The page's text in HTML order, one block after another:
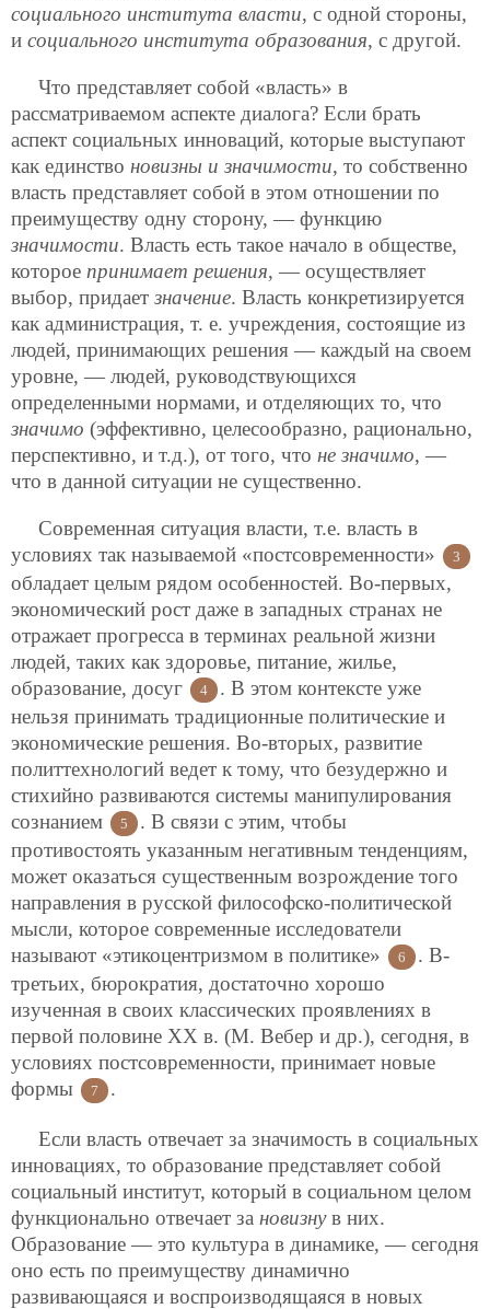
социального института власти, с одной стороны,
и социального института образования, с другой.
Что представляет собой «власть» в
рассматриваемом аспекте диалога? Если брать
аспект социальных инноваций, которые выступают
как единство новизны и значимости, то собственно
власть представляет собой в этом отношении по
преимуществу одну сторону, — функцию
значимости. Власть есть такое начало в обществе,
которое принимает решения, — осуществляет
выбор, придает значение. Власть конкретизируется
как администрация, т. е. учреждения, состоящие из
людей, принимающих решения — каждый на своем
уровне, — людей, руководствующихся
определенными нормами, и отделяющих то, что
значимо (эффективно, целесообразно, рационально,
перспективно, и т.д.), от того, что не значимо, —
что в данной ситуации не существенно.
Современная ситуация власти, т.е. власть в
условиях так называемой «постсовременности»
3
обладает целым рядом особенностей. Во-первых,
экономический рост даже в западных странах не
отражает прогресса в терминах реальной жизни
людей, таких как здоровье, питание, жилье,
образование, досуг
4
. В этом контексте уже
нельзя принимать традиционные политические и
экономические решения. Во-вторых, развитие
политтехнологий ведет к тому, что безудержно и
стихийно развиваются системы манипулирования
сознанием
5
. В связи с этим, чтобы
противостоять указанным негативным тенденциям,
может оказаться существенным возрождение того
направления в русской философско-политической
мысли, которое современные исследователи
называют «этикоцентризмом в политике»
6
. В-
третьих, бюрократия, достаточно хорошо
изученная в своих классических проявлениях в
первой половине ХХ в. (М. Вебер и др.), сегодня, в
условиях постсовременности, принимает новые
формы
7 .
Если власть отвечает за значимость в социальных
инновациях, то образование представляет собой
социальный институт, который в социальном целом
функционально отвечает за новизнув них.
Образование — это культура в динамике, — сегодня
оно есть по преимуществу динамично
развивающаяся и воспроизводящаяся в новых